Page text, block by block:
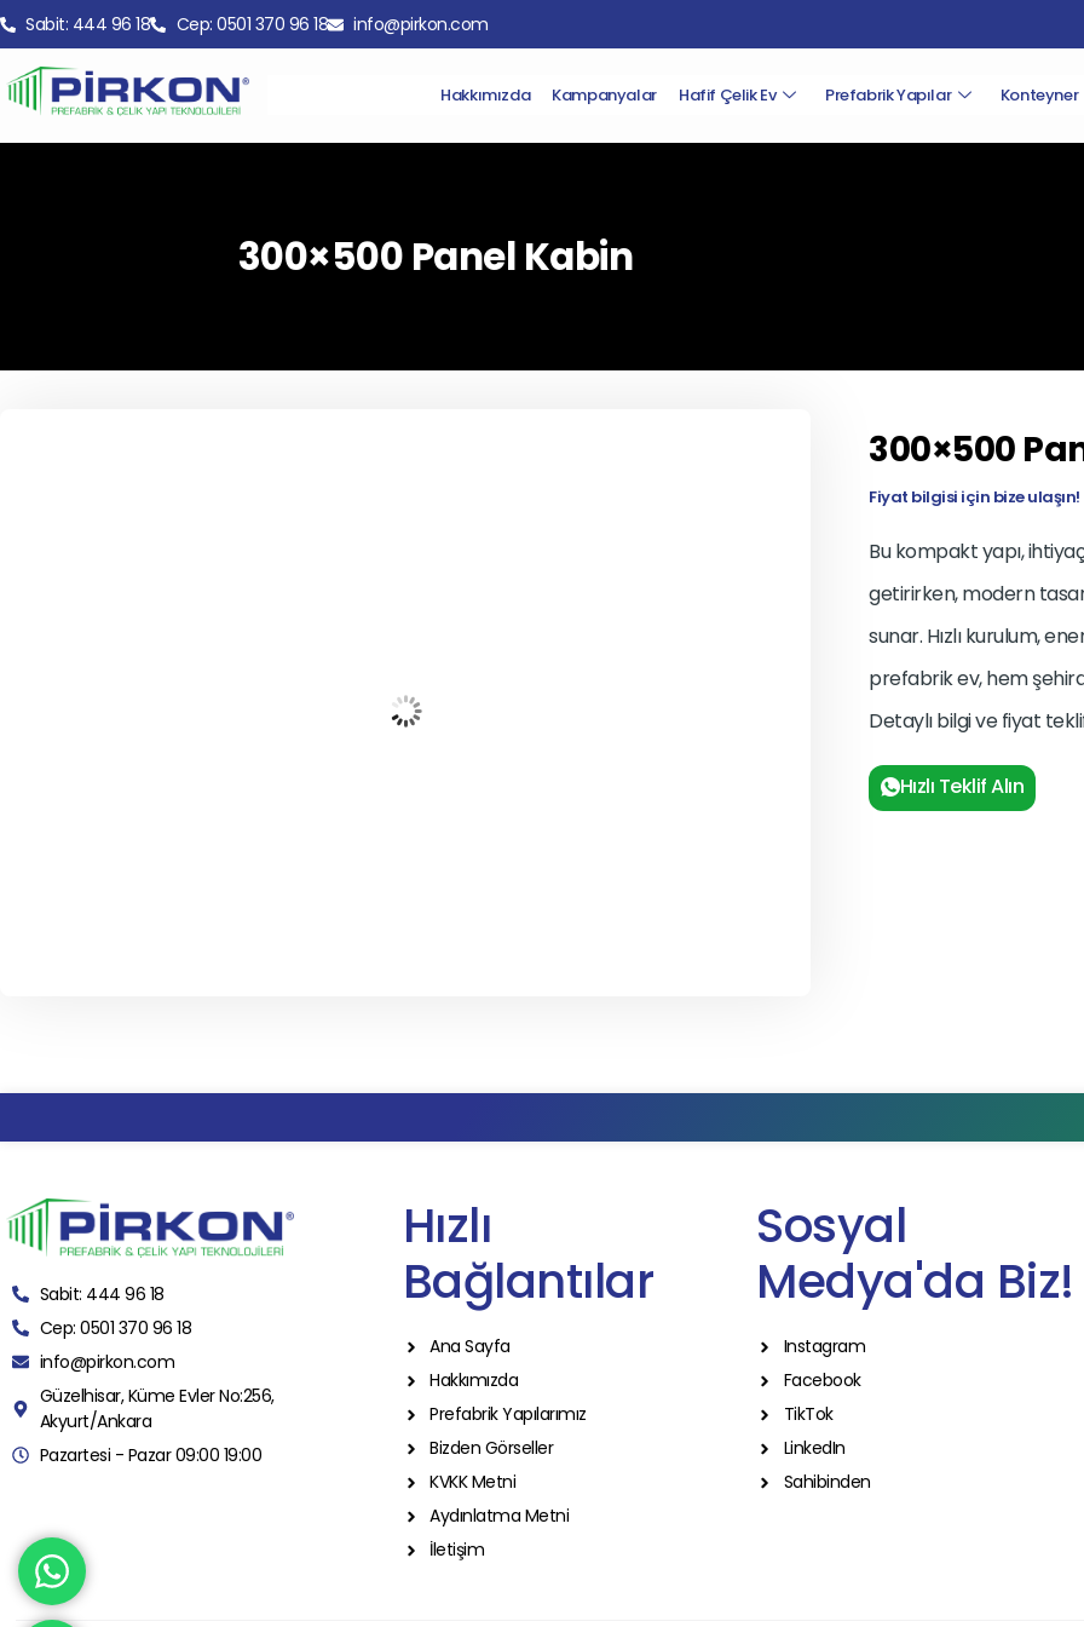
Sabit: 444 96 18 Cep: 0501 370 96 18 info@pirkon.com
Hakkımızda Kampanyalar Hafif Çelik Ev Prefabrik Yapılar Konteyner
300×500 Panel Kabin
300×500
Fiyat bilgisi için bize ulaşın!
Bu kompakt yapı,
getirirken, modern
sunar. Hızlı kurulum,
prefabrik ev, hem
Detaylı bilgi ve fiyat
Hızlı Teklif Alın
Sabit: 444 96 18
Cep: 0501 370 96 18
info@pirkon.com
Güzelhisar, Küme Evler No:256,
Akyurt/Ankara
Pazartesi - Pazar 09:00 19:00
Hızlı
Bağlantılar
Ana Sayfa
Hakkımızda
Prefabrik Yapılarımız
Bizden Görseller
KVKK Metni
Aydınlatma Metni
İletişim
Sosyal
Medya'da Biz!
Instagram
Facebook
TikTok
LinkedIn
Sahibinden